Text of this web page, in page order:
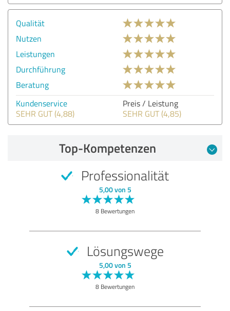
Qualität
Nutzen
Leistungen
Durchführung
Beratung
Kundenservice
SEHR GUT (4,88)
Preis / Leistung
SEHR GUT (4,85)
Top-Kompetenzen
Professionalität
5,00 von 5
8 Bewertungen
Lösungswege
5,00 von 5
8 Bewertungen